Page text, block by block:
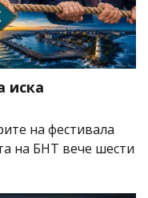
иска
на фестивала
на БНТ вече шести